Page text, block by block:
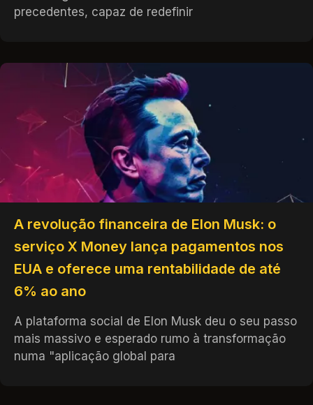
precedentes, capaz de redefinir
A revolução financeira de Elon Musk: o
serviço X Money lança pagamentos nos
EUA e oferece uma rentabilidade de até
6% ao ano
A plataforma social de Elon Musk deu o seu passo
mais massivo e esperado rumo à transformação
numa "aplicação global para